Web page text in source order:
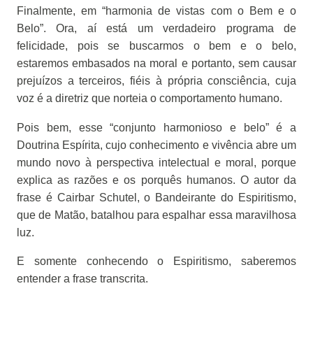
Finalmente, em “harmonia de vistas com o Bem e o
Belo”. Ora, aí está um verdadeiro programa de
felicidade, pois se buscarmos o bem e o belo,
estaremos embasados na moral e portanto, sem causar
prejuízos a terceiros, fiéis à própria consciência, cuja
voz é a diretriz que norteia o comportamento humano.
Pois bem, esse “conjunto harmonioso e belo” é a
Doutrina Espírita, cujo conhecimento e vivência abre um
mundo novo à perspectiva intelectual e moral, porque
explica as razões e os porquês humanos. O autor da
frase é Cairbar Schutel, o Bandeirante do Espiritismo,
que de Matão, batalhou para espalhar essa maravilhosa
luz.
E somente conhecendo o Espiritismo, saberemos
entender a frase transcrita.